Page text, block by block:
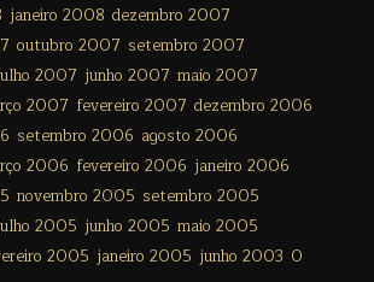
janeiro 2008 dezembro 2007
outubro 2007 setembro 2007
2007 junho 2007 maio 2007
2007 fevereiro 2007 dezembro 2006
setembro 2006 agosto 2006
2006 fevereiro 2006 janeiro 2006
novembro 2005 setembro 2005
2005 junho 2005 maio 2005
2005 janeiro 2005 junho 2003 0